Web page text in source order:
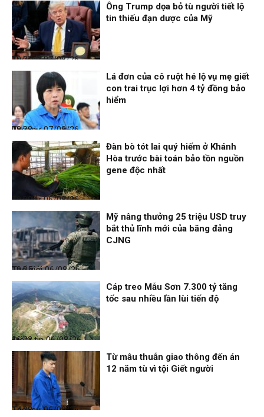
Thời sự
07/08/26, 10:27
Ông Trump dọa bỏ tù người tiết lộ
tin thiếu đạn dược của Mỹ
Thời sự
07/08/26, 08:38
Lá đơn của cô ruột hé lộ vụ mẹ giết
con trai trục lợi hơn 4 tỷ đồng bảo
hiểm
Thời sự
06/08/26, 19:09
Đàn bò tót lai quý hiếm ở Khánh
Hòa trước bài toán bảo tồn nguồn
gene độc nhất
Thế giới
06/08/26, 19:05
Mỹ nâng thưởng 25 triệu USD truy
bắt thủ lĩnh mới của băng đảng
CJNG
Điểm tin
06/08/26, 16:23
Cáp treo Mẫu Sơn 7.300 tỷ tăng
tốc sau nhiều lần lùi tiến độ
Thời sự
06/08/26, 14:28
Từ mâu thuẫn giao thông đến án
12 năm tù vì tội Giết người